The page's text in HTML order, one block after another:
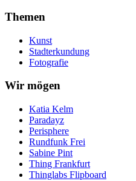
Themen
Kunst
Stadterkundung
Fotografie
Wir mögen
Katia Kelm
Paradayz
Perisphere
Rundfunk Frei
Sabine Pint
Thing Frankfurt
Thinglabs Flipboard